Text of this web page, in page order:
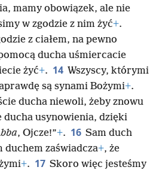
mamy obowiązek, ale nie
w zgodzie z nim żyć+.
z ciałem, na pewno
ducha uśmiercacie
żyć+. 14 Wszyscy, którymi
są synami Bożymi+.
ducha niewoli, żeby znowu
ducha usynowienia, dzięki
, Ojcze!”+. 16 Sam duch
duchem zaświadcza+, że
+. 17 Skoro więc jesteśmy